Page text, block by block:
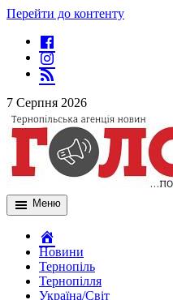
Перейти до контенту
7 Серпня 2026
Меню
Новини
Тернопіль
Тернопілля
Україна/Світ